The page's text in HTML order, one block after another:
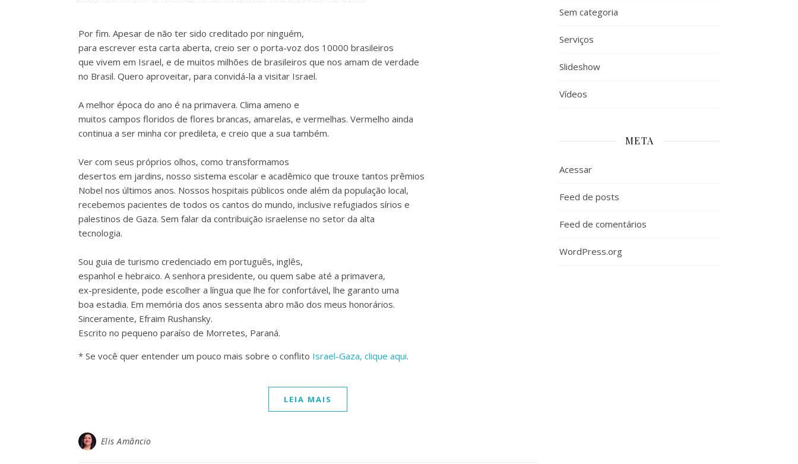
Por fim. Apesar de não ter sido creditado por ninguém,
para escrever esta carta aberta, creio ser o porta-voz dos 10000 brasileiros
que vivem em Israel, e de muitos milhões de brasileiros que nos amam de verdade
no Brasil. Quero aproveitar, para convidá-la a visitar Israel.
A melhor época do ano é na primavera. Clima ameno e
muitos campos floridos de flores brancas, amarelas, e vermelhas. Vermelho ainda
continua a ser minha cor predileta, e creio que a sua também.
Ver com seus próprios olhos, como transformamos
desertos em jardins, nosso sistema escolar e acadêmico que trouxe tantos prêmios
Nobel nos últimos anos. Nossos hospitais públicos onde além da população local,
recebemos pacientes de todos os cantos do mundo, inclusive refugiados sírios e
palestinos de Gaza. Sem falar da contribuição israelense no setor da alta
tecnologia.
Sou guia de turismo credenciado em português, inglês,
espanhol e hebraico. A senhora presidente, ou quem sabe até a primavera,
ex-presidente, pode escolher a língua que lhe for confortável, lhe garanto uma
boa estadia. Em memória dos anos sessenta abro mão dos meus honorários.
Sinceramente, Efraim Rushansky.
Escrito no pequeno paraíso de Morretes, Paraná.
* Se você quer entender um pouco mais sobre o conflito Israel-Gaza, clique aqui.
LEIA MAIS
Elis Amâncio
Sem categoria
Serviços
Slideshow
Vídeos
META
Acessar
Feed de posts
Feed de comentários
WordPress.org